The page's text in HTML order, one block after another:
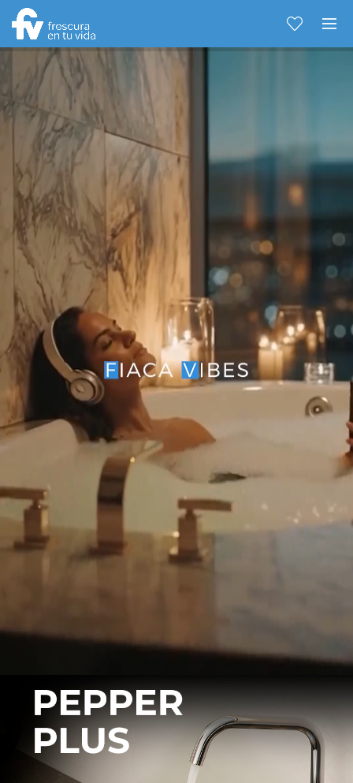
Hablemos...
Solo tenes que decirme: Hola